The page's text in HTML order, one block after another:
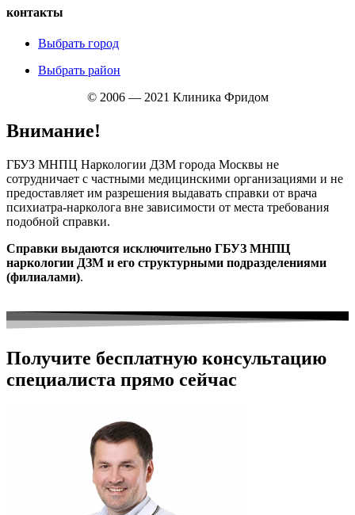
контакты
Выбрать город
Выбрать район
© 2006 — 2021 Клиника Фридом
Внимание!
ГБУЗ МНПЦ Наркологии ДЗМ города Москвы не
сотрудничает с частными медицинскими организациями и не
предоставляет им разрешения выдавать справки от врача
психиатра-нарколога вне зависимости от места требования
подобной справки.
Справки выдаются исключительно ГБУЗ МНПЦ
наркологии ДЗМ и его структурными подразделениями
(филиалами).
Получите бесплатную консультацию
специалиста прямо сейчас